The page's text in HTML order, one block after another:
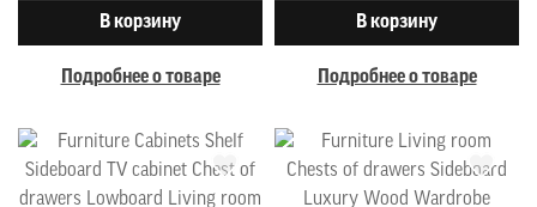
В корзину
Подробнее о товаре
В корзину
Подробнее о товаре